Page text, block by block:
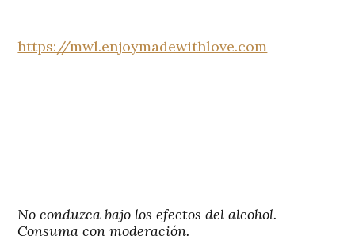
https://mwl.enjoymadewithlove.com
No conduzca bajo los efectos del alcohol.
Consuma con moderación.